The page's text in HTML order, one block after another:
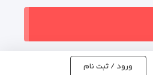
ورود / ثبت نام